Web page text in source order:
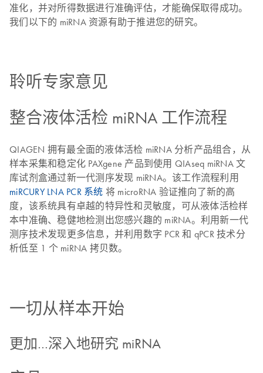
准化，并对所得数据进行准确评估，才能确保取得成功。
我们以下的 miRNA 资源有助于推进您的研究。
聆听专家意见
整合液体活检 miRNA 工作流程
QIAGEN 拥有最全面的液体活检 miRNA 分析产品组合，从
样本采集和稳定化 PAXgene 产品到使用 QIAseq miRNA 文
库试剂盒通过新一代测序发现 miRNA。该工作流程利用
miRCURY LNA PCR 系统 将 microRNA 验证推向了新的高
度，该系统具有卓越的特异性和灵敏度，可从液体活检样
本中准确、稳健地检测出您感兴趣的 miRNA。利用新一代
测序技术发现更多信息，并利用数字 PCR 和 qPCR 技术分
析低至 1 个 miRNA 拷贝数。
一切从样本开始
更加…深入地研究 miRNA